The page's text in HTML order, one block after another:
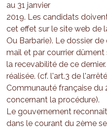
au 31 janvier
2019. Les candidats
cet effet sur le site web de
Ou Barbarie). Le dossier
mail et par courrier dûment
la recevabilité de ce
réalisée. (cf. l'art.3 de
Communauté française du
concernant la procédure).
Le gouvernement
dans le courant du 2ème